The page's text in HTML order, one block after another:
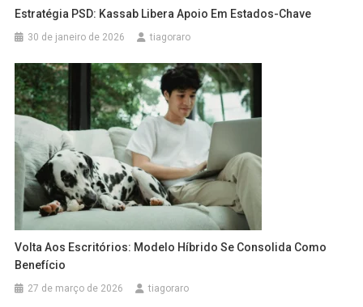
Estratégia PSD: Kassab Libera Apoio Em Estados-Chave
30 de janeiro de 2026 tiagoraro
Volta Aos Escritórios: Modelo Híbrido Se Consolida Como
Benefício
27 de março de 2026 tiagoraro